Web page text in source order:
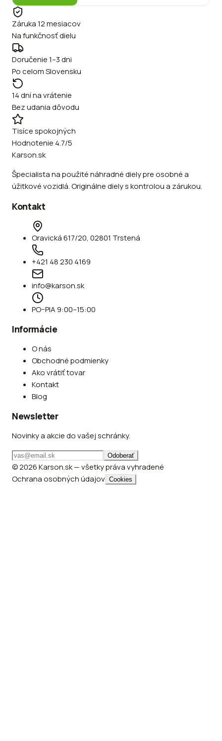
Záruka 12 mesiacov
Na funkčnosť dielu
Doručenie 1–3 dni
Po celom Slovensku
14 dní na vrátenie
Bez udania dôvodu
Tisíce spokojných
Hodnotenie 4.7/5
Karson.sk
Špecialista na použité náhradné diely pre osobné a
úžitkové vozidlá. Originálne diely s kontrolou a zárukou.
Kontakt
Oravická 617/20, 02801 Trstená
+421 48 230 4169
info@karson.sk
PO–PIA 9:00–15:00
Informácie
O nás
Obchodné podmienky
Ako vrátiť tovar
Kontakt
Blog
Newsletter
Novinky a akcie do vašej schránky.
Odoberať
© 2026 Karson.sk — všetky práva vyhradené
Ochrana osobných údajov Cookies